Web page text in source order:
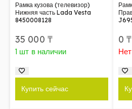
Рамка кузова (телевизор)
Нижняя часть Lada Vesta
8450008128
35 000 ₸
1 шт в наличии
Купить сейчас
0₸